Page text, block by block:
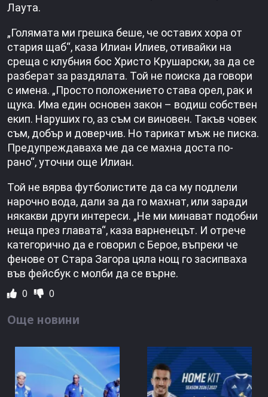
Лаута.
„Голямата ми грешка беше, че оставих хора от
стария щаб“, каза Илиан Илиев, отивайки на
среща с клубния бос Христо Крушарски, за да се
разберат за раздялата. Той не поиска да говори
с имена. „Просто положението става орел, рак и
щука. Има един основен закон – водиш собствен
екип. Наруших го, аз съм си виновен. Такъв човек
съм, добър и доверчив. Но тарикат мъж не писка.
Предупреждаваха ме да се махна доста по-
рано“, уточни още Илиан.
Той не вярва футболистите да са му подлели
нарочно вода, дали за да го махнат, или заради
някакви други интереси. „Не ми минават подобни
неща през главата“, каза варненецът. И отрече
категорично да е говорил с Берое, въпреки че
фенове от Стара Загора цяла нощ го засипваха
във фейсбук с молби да се върне.
0 0
Още новини